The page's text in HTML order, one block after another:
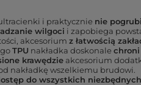
i praktycznie nie
wilgoci i zapobiega
akcesorium z łatwością
TPU nakładka doskonale
krawędzie akcesorium
nakładkę wszelkiemu brudowi.
do wszystkich